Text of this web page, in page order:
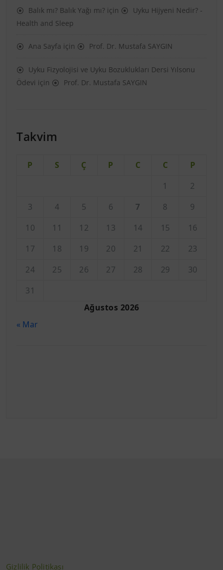
Balık mı? Balık Yağı mı? için
Uyku Hijyeni Nedir? -
Health and Sleep
Ana Sayfa için Prof. Dr. Mustafa SAYGIN
Uyku Fizyolojisi ve Uyku Bozuklukları Dersi Yılsonu
Ödevi için Prof. Dr. Mustafa SAYGIN
Takvim
Ağustos 2026
P S Ç P C C
P
1
2
3
4 5 6 7 8
9
10
11 12 13 14 15
16
17
18 19 20 21 22
23
24
25 26 27 28 29
30
31
« Mar
Gizlilik Politikası